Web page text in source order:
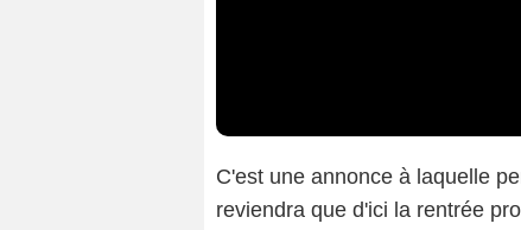
C'est une annonce à laquelle
reviendra que d'ici la rentrée